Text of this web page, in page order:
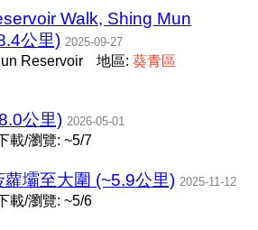
Walk, Shing Mun
公里) 2025-09-27
Reservoir 地區:葵青區
公里) 2026-05-01
載/瀏覽: ~5/7
壩至大圍 (~5.9公里) 2025-11-12
載/瀏覽: ~5/6